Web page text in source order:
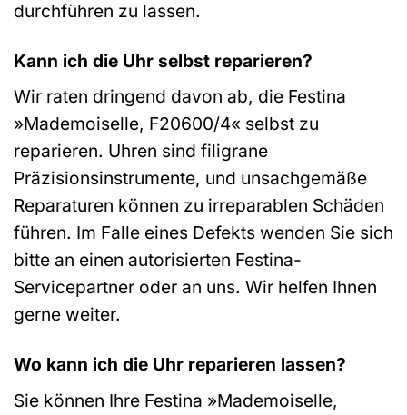
durchführen zu lassen.
Kann ich die Uhr selbst reparieren?
Wir raten dringend davon ab, die Festina
»Mademoiselle, F20600/4« selbst zu
reparieren. Uhren sind filigrane
Präzisionsinstrumente, und unsachgemäße
Reparaturen können zu irreparablen Schäden
führen. Im Falle eines Defekts wenden Sie sich
bitte an einen autorisierten Festina-
Servicepartner oder an uns. Wir helfen Ihnen
gerne weiter.
Wo kann ich die Uhr reparieren lassen?
Sie können Ihre Festina »Mademoiselle,